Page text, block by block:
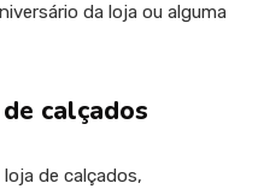
da loja ou alguma
calçados
de calçados,